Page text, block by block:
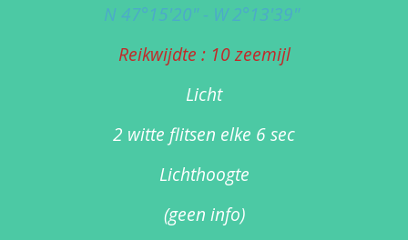
N 47°15'20" - W 2°13'39"
Reikwijdte : 10 zeemijl
Licht
2 witte flitsen elke 6 sec
Lichthoogte
(geen info)